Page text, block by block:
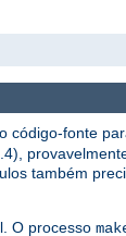
código-fonte
também
O processo